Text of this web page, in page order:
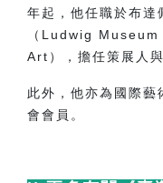
年起，他任職於布達
（ Ludwig Museum
Art ），擔任策展人
此外，他亦為國際藝
會會員。